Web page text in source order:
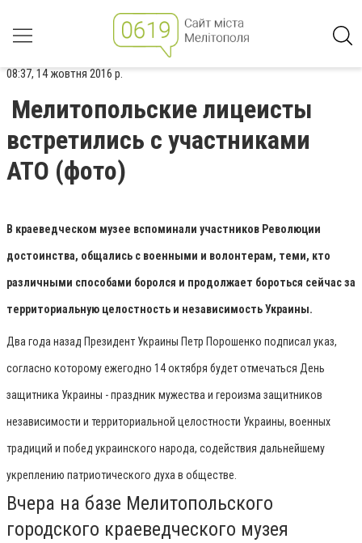
08:37, 14 жовтня 2016 р.
Мелитопольские лицеисты
встретились с участниками
АТО (фото)
В краеведческом музее вспоминали участников Революции
достоинства, общались с военными и волонтерам, теми, кто
различными способами боролся и продолжает бороться сейчас за
территориальную целостность и независимость Украины.
Два года назад Президент Украины Петр Порошенко подписал указ,
согласно которому ежегодно 14 октября будет отмечаться День
защитника Украины - праздник мужества и героизма защитников
независимости и территориальной целостности Украины, военных
традиций и побед украинского народа, содействия дальнейшему
укреплению патриотического духа в обществе.
Вчера на базе Мелитопольского
городского краеведческого музея